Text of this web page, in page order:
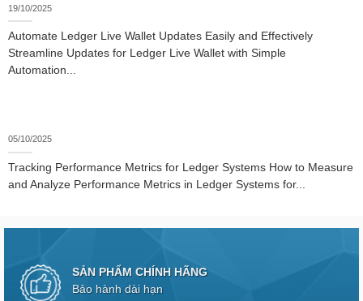
19/10/2025
Automate Ledger Live Wallet Updates Easily and Effectively
Streamline Updates for Ledger Live Wallet with Simple
Automation...
05/10/2025
Tracking Performance Metrics for Ledger Systems How to Measure
and Analyze Performance Metrics in Ledger Systems for...
SẢN PHẨM CHÍNH HÃNG
Bảo hành dài hạn